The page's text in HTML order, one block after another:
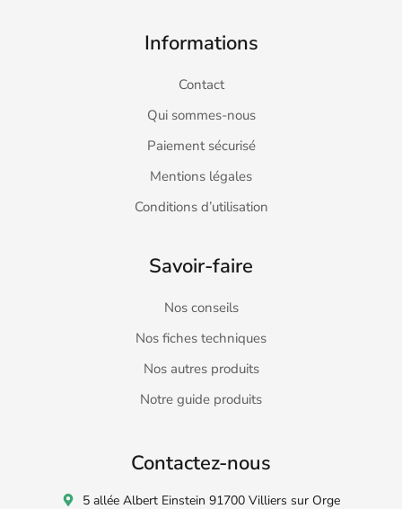
Informations
Contact
Qui sommes-nous
Paiement sécurisé
Mentions légales
Conditions d’utilisation
Savoir-faire
Nos conseils
Nos fiches techniques
Nos autres produits
Notre guide produits
Contactez-nous
5 allée Albert Einstein 91700 Villiers sur Orge